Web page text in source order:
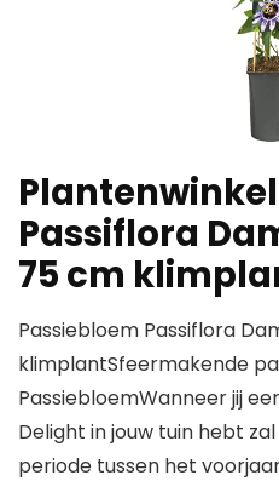
Passiflora
75 cm
Passiebloem Passiflora
klimplantSfeermakende
PassiebloemWanneer jij
Delight in jouw tuin hebt
periode tussen het